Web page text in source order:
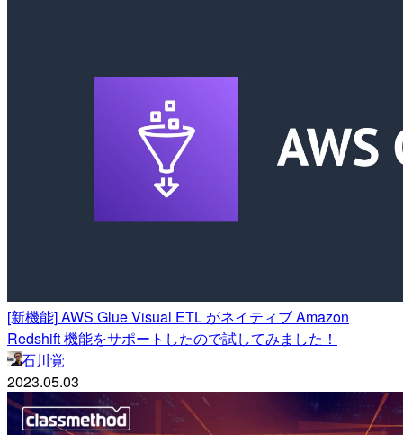
[新機能] AWS Glue Visual ETL がネイティブ Amazon
Redshift 機能をサポートしたので試してみました！
石川覚
2023.05.03